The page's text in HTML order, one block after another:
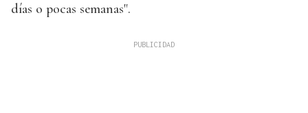
días o pocas semanas".